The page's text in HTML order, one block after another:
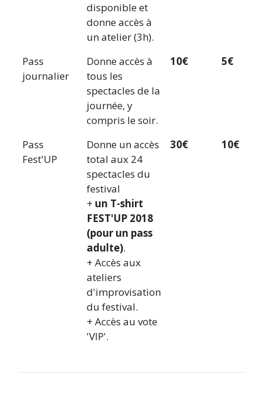
disponible et
donne accès à
un atelier (3h).
Pass
journalier
Donne accès à
tous les
spectacles de la
journée, y
compris le soir.
10€ 5€
Pass
Fest'UP
Donne un accès
total aux 24
spectacles du
festival
+ un T-shirt
FEST'UP 2018
(pour un pass
adulte).
+ Accès aux
ateliers
d'improvisation
du festival.
+ Accès au vote
'VIP'.
30€ 10€